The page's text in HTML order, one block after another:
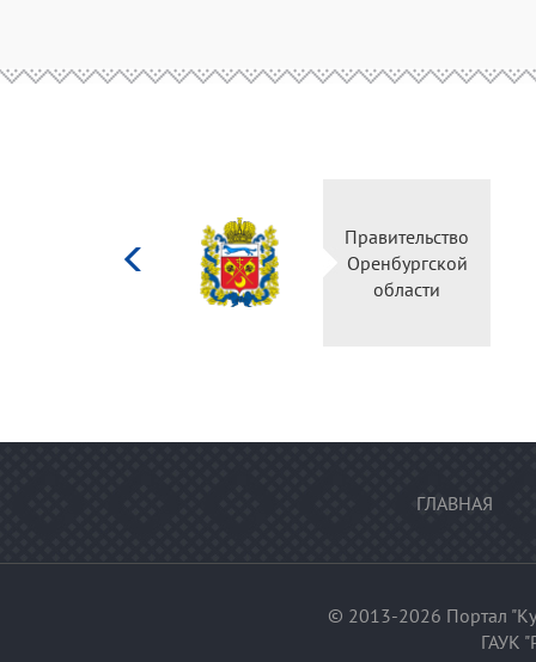
культуры
Российской
Правительство
Оренбургской
области
ГЛАВНАЯ
© 2013-2026 Портал
ГАУК